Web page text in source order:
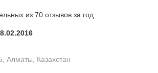
из 70 отзывов за год
Алматы, Казахстан